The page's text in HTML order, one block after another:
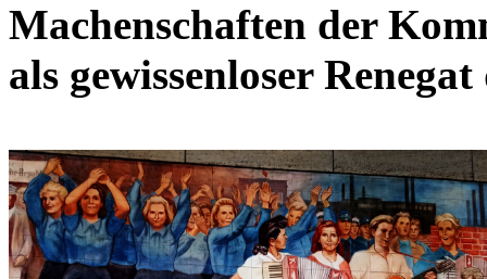
Machenschaften der
als gewissenloser